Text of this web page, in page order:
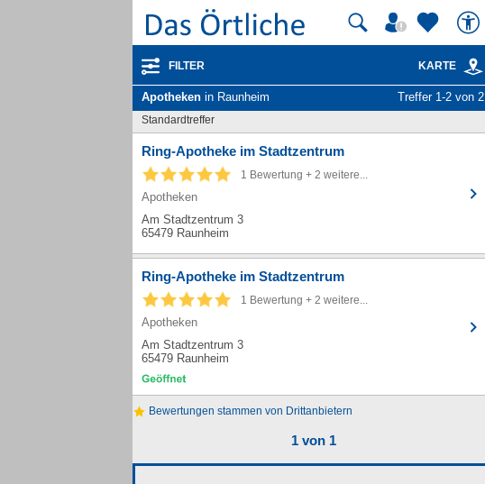
FILTER KARTE
Apotheken in Raunheim Treffer 1-2 von 2
Standardtreffer
Ring-Apotheke im Stadtzentrum
1 Bewertung + 2 weitere...
Apotheken
Am Stadtzentrum 3
65479 Raunheim
Ring-Apotheke im Stadtzentrum
1 Bewertung + 2 weitere...
Apotheken
Am Stadtzentrum 3
65479 Raunheim
Bewertungen stammen von Drittanbietern
1 von 1